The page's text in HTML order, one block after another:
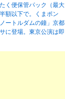
く便保管パック（最大
額以下で。くまポン
ートルダムの鐘」京都
に登場。東京公演は即